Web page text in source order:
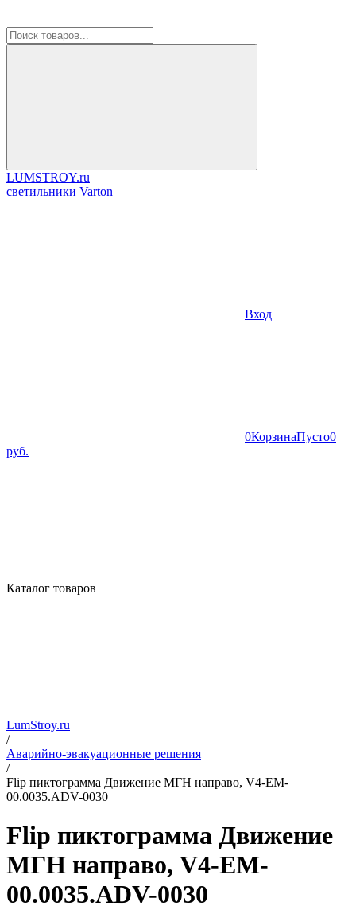
LUMSTROY.ru
cветильники Varton
Вход
0КорзинаПусто0
руб.
Каталог товаров
LumStroy.ru
/
Аварийно-эвакуационные решения
/
Flip пиктограмма Движение МГН направо, V4-EM-
00.0035.ADV-0030
Flip пиктограмма Движение
МГН направо, V4-EM-
00.0035.ADV-0030